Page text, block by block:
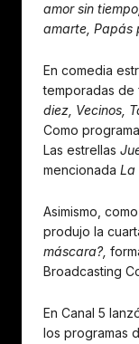
amor sin
amarte, Papás
En comedia
temporadas de
diez, Vecinos,
Como
Las estrellas
mencionada La
Asimismo,
produjo la
máscara?,
Broadcasting
En Canal 5
los programas